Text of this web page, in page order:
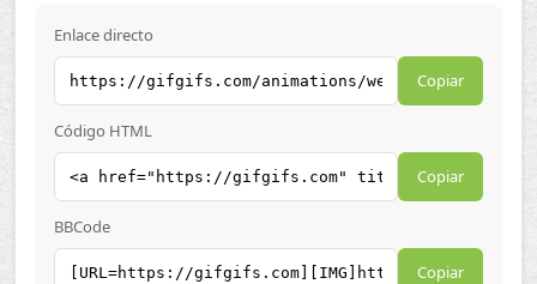
Enlace directo
Copiar
Código HTML
Copiar
BBCode
Copiar